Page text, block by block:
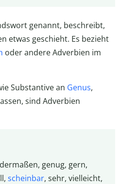
genannt, beschreibt,
etwas geschieht. Es bezieht
oder andere Adverbien im
Substantive an Genus,
sind Adverbien
genug, gern,
scheinbar, sehr, vielleicht,